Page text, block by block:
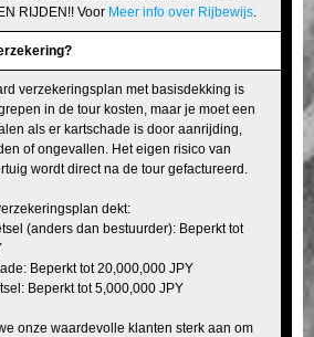
RIJDEN!! Voor Meer info over Rijbewijs
verzekeringsplan met basisdekking is
in de tour kosten, maar je moet een
als er kartschade is door aanrijding,
of ongevallen. Het eigen risico van
wordt direct na de tour gefactureerd.
dekt:
(anders dan bestuurder): Beperkt tot
Beperkt tot 20,000,000 JPY
Beperkt tot 5,000,000 JPY
onze waardevolle klanten sterk aan om